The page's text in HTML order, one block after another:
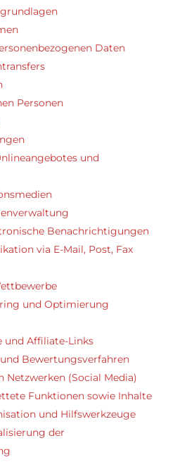
Daten
Personen
und
Benachrichtigungen
via E-Mail, Post, Fax
und Optimierung
Affiliate-Links
Bewertungsverfahren
Netzwerken (Social Media)
Funktionen sowie Inhalte
und Hilfswerkzeuge
der